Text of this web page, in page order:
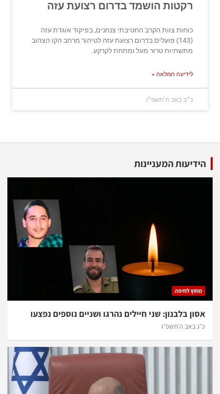
רקטות הושמד בדרום רצועת עזה
כוחות צוות הקרב החטיבתי צנחנים, בפיקוד אוגדת עזה
(143) פועלים בדרום רצועת עזה לטיהור מרחב הקו הצהוב
מתשתיות טרור מעל ומתחת לקרקע.
לידיעה המלאה »
כ״ב באב ה׳תשפ״ו
הידיעות המעניינות
מחוץ לחיפה
אסון בלבנון: שני חיילים נהרגו ושניים נוספים נפצעו
כ״ג באב ה׳תשפ״ו